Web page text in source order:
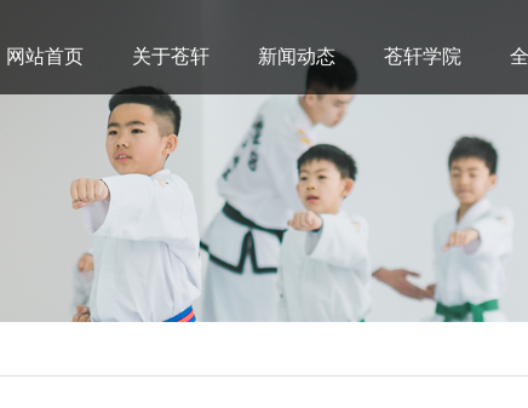
网站首页 关于苍轩 新闻动态 苍轩学院